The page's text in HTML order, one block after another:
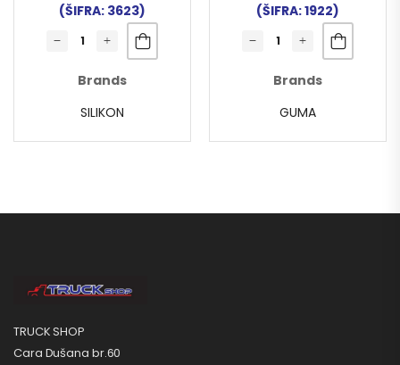
(ŠIFRA: 3623)
Brands
SILIKON
(ŠIFRA: 1922)
Brands
GUMA
TRUCK SHOP
Cara Dušana br.60